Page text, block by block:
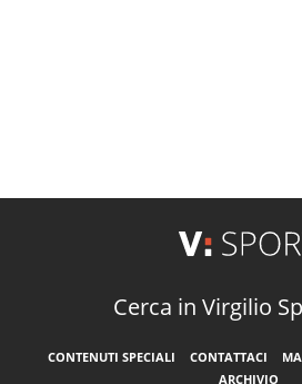
Cerca in Virgilio
CONTENUTI SPECIALI CONTATTACI
ARCHIVIO